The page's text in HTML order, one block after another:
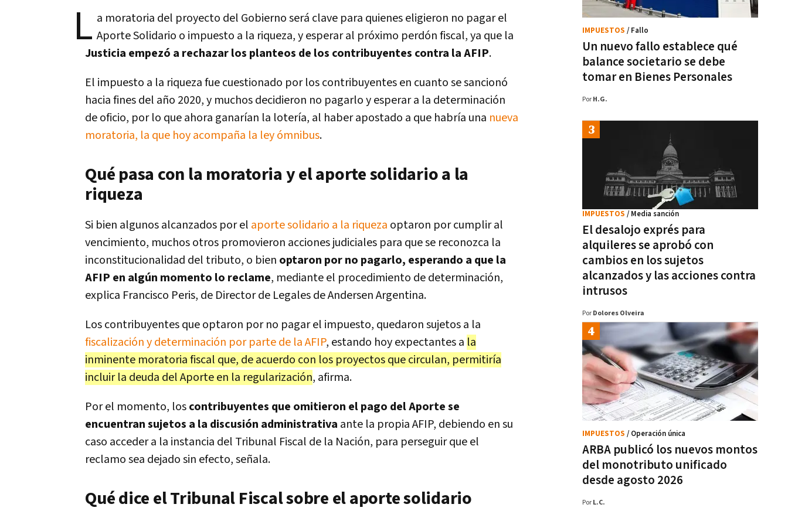
L a moratoria del proyecto del Gobierno será clave para quienes eligieron no pagar el
Aporte Solidario o impuesto a la riqueza, y esperar al próximo perdón fiscal, ya que la
Justicia empezó a rechazar los planteos de los contribuyentes contra la AFIP.
El impuesto a la riqueza fue cuestionado por los contribuyentes en cuanto se sancionó
hacia fines del año 2020, y muchos decidieron no pagarlo y esperar a la determinación
de oficio, por lo que ahora ganarían la lotería, al haber apostado a que habría una nueva
moratoria, la que hoy acompaña la ley ómnibus.
Qué pasa con la moratoria y el aporte solidario a la
riqueza
Si bien algunos alcanzados por el aporte solidario a la riqueza optaron por cumplir al
vencimiento, muchos otros promovieron acciones judiciales para que se reconozca la
inconstitucionalidad del tributo, o bien optaron por no pagarlo, esperando a que la
AFIP en algún momento lo reclame, mediante el procedimiento de determinación,
explica Francisco Peris, de Director de Legales de Andersen Argentina.
Los contribuyentes que optaron por no pagar el impuesto, quedaron sujetos a la
fiscalización y determinación por parte de la AFIP, estando hoy expectantes a la
inminente moratoria fiscal que, de acuerdo con los proyectos que circulan, permitiría
incluir la deuda del Aporte en la regularización, afirma.
Por el momento, loscontribuyentes que omitieron el pago del Aporte se
encuentran sujetos a la discusión administrativa ante la propia AFIP, debiendo en su
caso acceder a la instancia del Tribunal Fiscal de la Nación, para perseguir que el
reclamo sea dejado sin efecto, señala.
Qué dice el Tribunal Fiscal sobre el aporte solidario
Un nuevo fallo establece qué
balance societario se debe
tomar en Bienes Personales
IMPUESTOS / Fallo
Por H.G.
El desalojo exprés para
alquileres se aprobó con
cambios en los sujetos
alcanzados y las acciones contra
intrusos
IMPUESTOS / Media sanción
Por Dolores Olveira
ARBA publicó los nuevos montos
del monotributo unificado
desde agosto 2026
IMPUESTOS / Operación única
Por L.C.